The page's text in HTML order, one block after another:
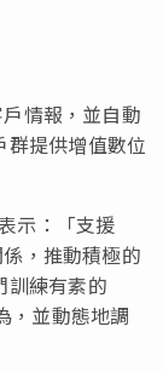
情報，並自動
群提供增值數位
示：「支援
，推動積極的
訓練有素的
，並動態地調